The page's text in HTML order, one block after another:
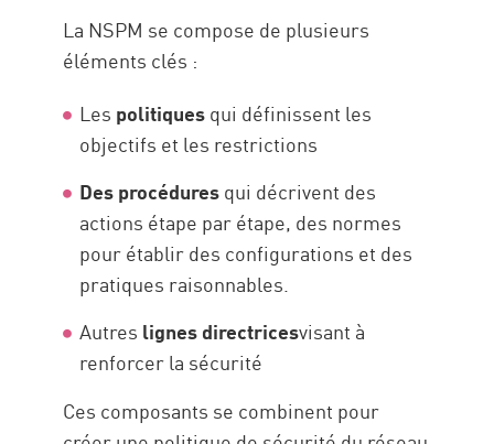
Management from CP
Ressources
La NSPM se compose de plusieurs
éléments clés :
Les politiquesqui définissent les
objectifs et les restrictions
Des procéduresqui décrivent des
actions étape par étape, des normes
pour établir des configurations et des
pratiques raisonnables.
Autres lignes directricesvisant à
renforcer la sécurité
Ces composants se combinent pour